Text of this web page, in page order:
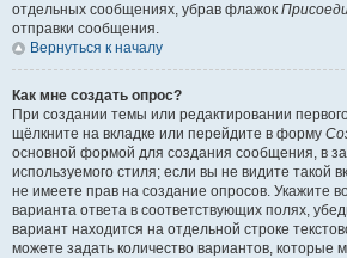
отдельных сообщениях, убрав флажок
отправки сообщения.
Вернуться к началу
Как мне создать опрос?
При создании темы или редактировании
щёлкните на вкладке или перейдите в форму
основной формой для создания сообщения, в
используемого стиля; если вы не видите такой
не имеете прав на создание опросов. Укажите
варианта ответа в соответствующих полях,
вариант находится на отдельной строке
можете задать количество вариантов, которые